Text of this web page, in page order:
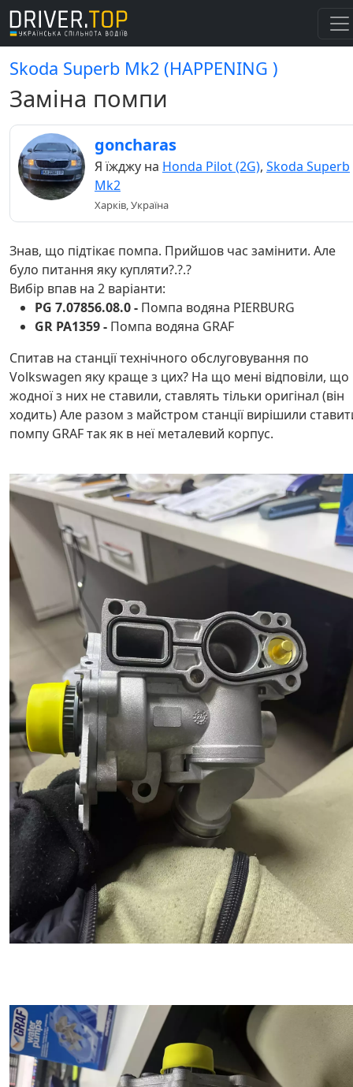
Skoda Superb Mk2 (HAPPENING )
Заміна помпи
goncharas
Я їжджу на Honda Pilot (2G), Skoda Superb
Mk2
Харків, Україна
Знав, що підтікає помпа. Прийшов час замінити. Але
було питання яку купляти?.?.?
Вибір впав на 2 варіанти:
PG 7.07856.08.0 - Помпа водяна PIERBURG
GR PA1359 - Помпа водяна GRAF
Спитав на станції технічного обслуговування по
Volkswagen яку краще з цих? На що мені відповіли, що
жодної з них не ставили, ставлять тільки оригінал (він
ходить) Але разом з майстром станції вирішили
помпу GRAF так як в неї металевий корпус.